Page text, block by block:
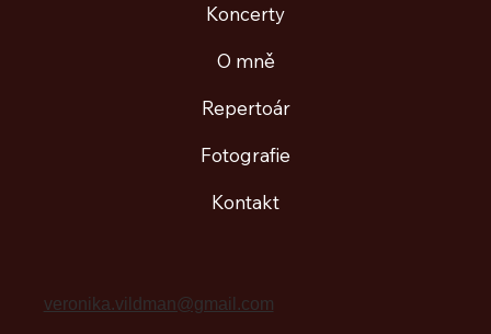
veronika.vildman@gmail.com
Koncerty
O mně
Repertoár
Fotografie
Kontakt